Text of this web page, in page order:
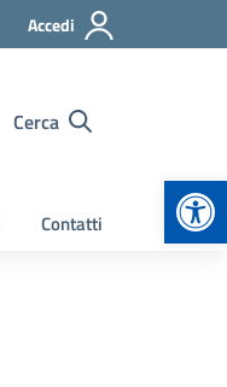
Accedi
Cerca
Contatti